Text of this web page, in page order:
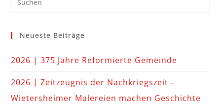
Neueste Beiträge
2026 | 375 Jahre Reformierte Gemeinde
2026 | Zeitzeugnis der Nachkriegszeit –
Wietersheimer Malereien machen Geschichte